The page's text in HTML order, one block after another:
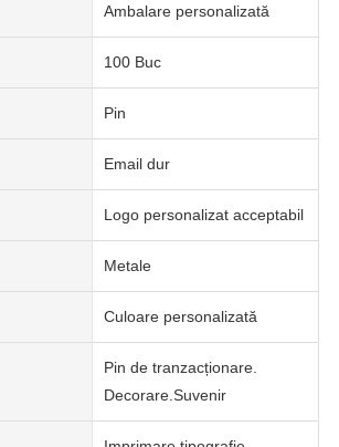
Ambalare personalizată
100 Buc
Pin
Email dur
Logo personalizat acceptabil
Metale
Culoare personalizată
Pin de tranzacționare.
Decorare.Suvenir